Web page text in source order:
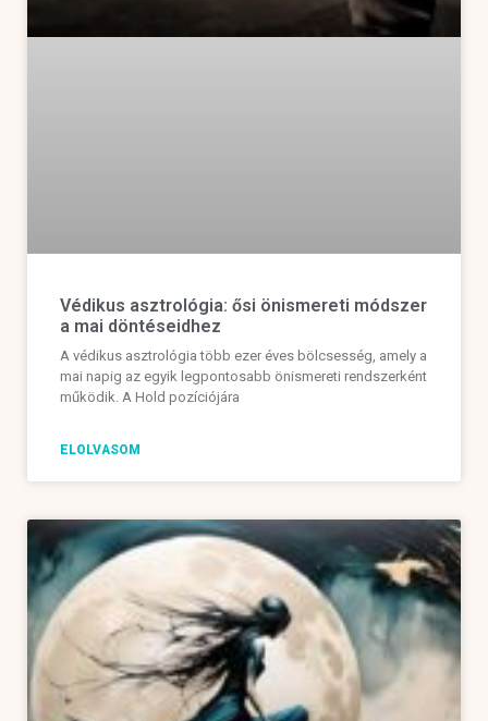
Védikus asztrológia: ősi önismereti módszer
a mai döntéseidhez
A védikus asztrológia több ezer éves bölcsesség, amely a
mai napig az egyik legpontosabb önismereti rendszerként
működik. A Hold pozíciójára
ELOLVASOM